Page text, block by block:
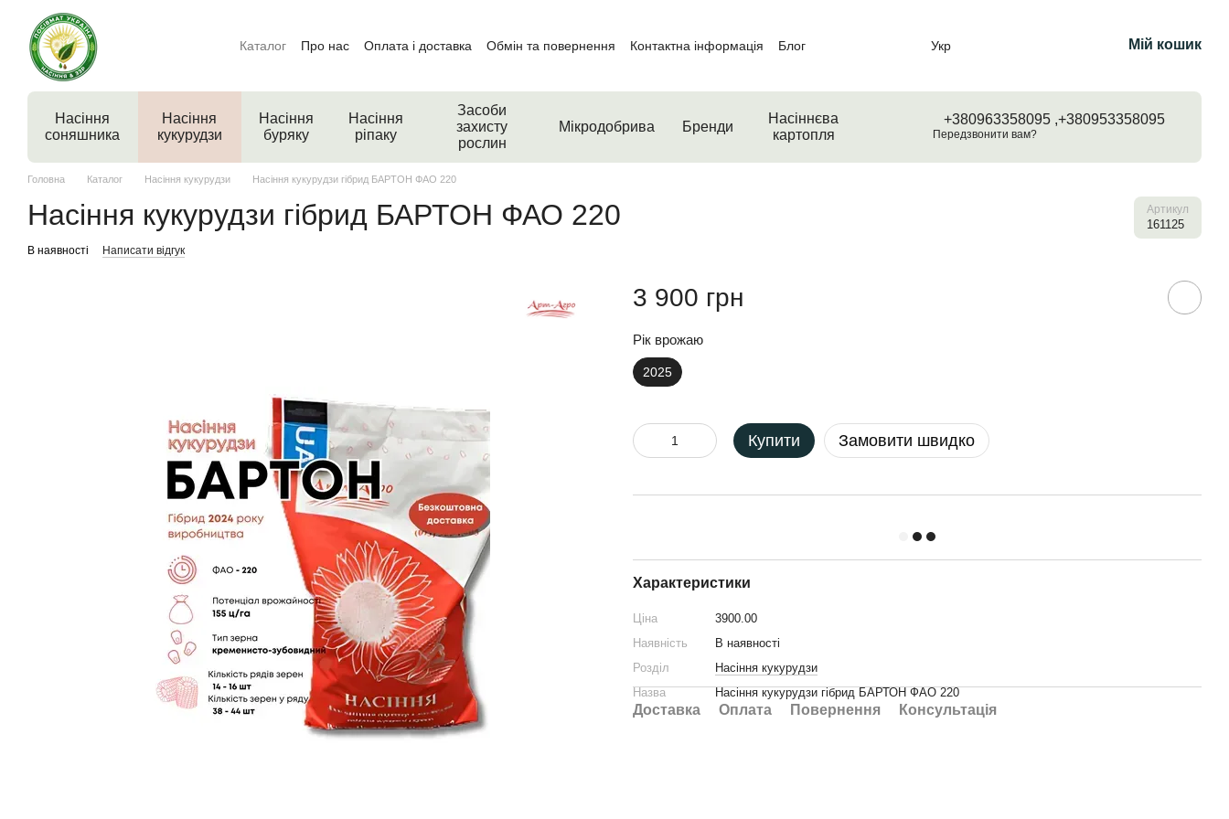
Перейти до основного контенту
Каталог Про нас Оплата і доставка Обмін та повернення Контактна інформація Блог Укр Мій кошик
Насіння
соняшника
Насіння
кукурудзи
Насіння
буряку
Насіння
ріпаку
Засоби
захисту
рослин
Мікродобрива Бренди
Насіннєва
картопля
+380963358095 ,+380953358095
Передзвонити вам?
Головна Каталог Насіння кукурудзи Насіння кукурудзи гібрид БАРТОН ФАО 220
Насіння кукурудзи гібрид БАРТОН ФАО 220 Артикул
161125
В наявності Написати відгук
3 900 грн
Рік врожаю
2025
Купити Замовити швидко
Характеристики
Ціна
3900.00
Наявність
В наявності
Розділ
Насіння кукурудзи
Назва
Насіння кукурудзи гібрид БАРТОН ФАО 220
Доставка Оплата Повернення Консультація